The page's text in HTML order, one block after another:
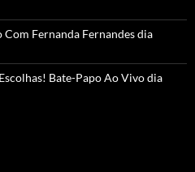
Fernanda Fernandes dia
Bate-Papo Ao Vivo dia